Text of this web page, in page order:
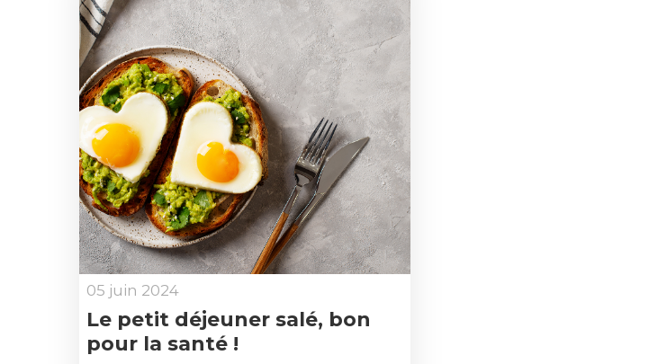
05 juin 2024
Le petit déjeuner salé, bon
pour la santé !